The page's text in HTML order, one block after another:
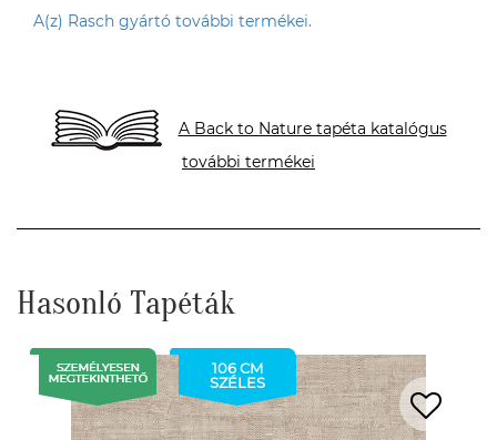
A(z) Rasch gyártó további termékei.
A Back to Nature tapéta katalógus
további termékei
Hasonló Tapéták
106 CM
SZÉLES